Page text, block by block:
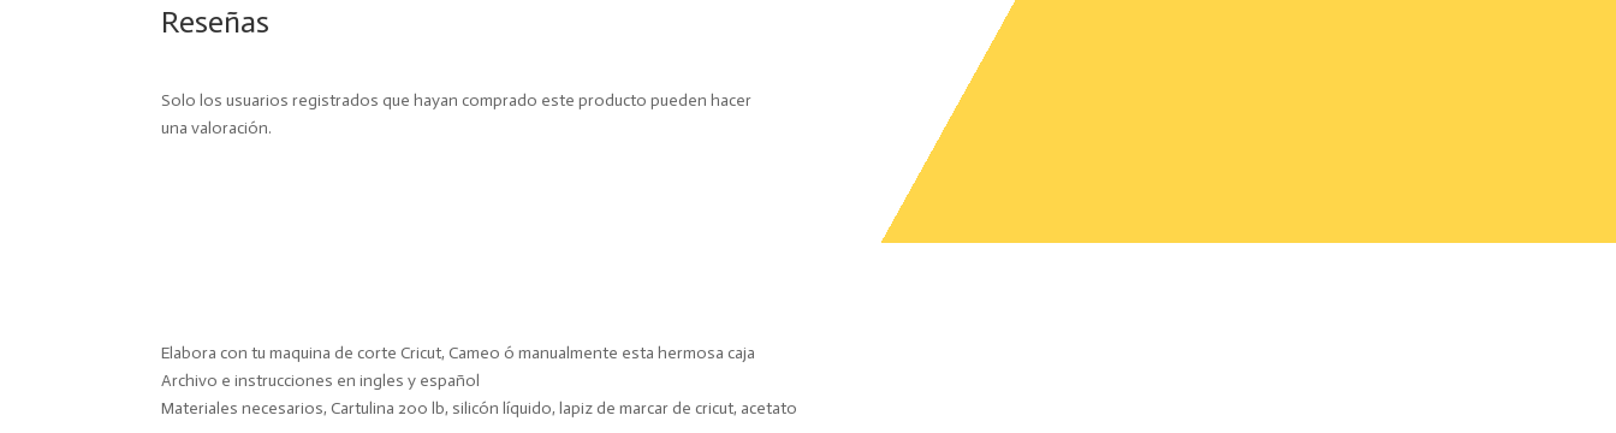
forma
Reseñas
Solo los usuarios registrados que hayan comprado este producto pueden hacer
una valoración.
Elabora con tu maquina de corte Cricut, Cameo ó manualmente esta hermosa caja
Archivo e instrucciones en ingles y español
Materiales necesarios, Cartulina 200 lb, silicón líquido, lapiz de marcar de cricut, acetato